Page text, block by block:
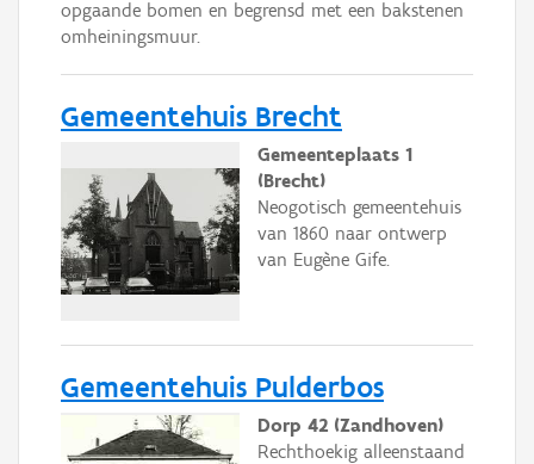
opgaande bomen en begrensd met een bakstenen
omheiningsmuur.
Gemeentehuis Brecht
Gemeenteplaats 1
(Brecht)
Neogotisch gemeentehuis
van 1860 naar ontwerp
van Eugène Gife.
Gemeentehuis Pulderbos
Dorp 42 (Zandhoven)
Rechthoekig alleenstaand